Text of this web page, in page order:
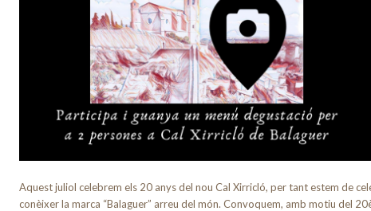
Aquest juliol celebrem els 20 anys del nou Cal Xirricló, per tant estem de
conèixer la marca “Balaguer” arreu del món. Convoquem, amb motiu del